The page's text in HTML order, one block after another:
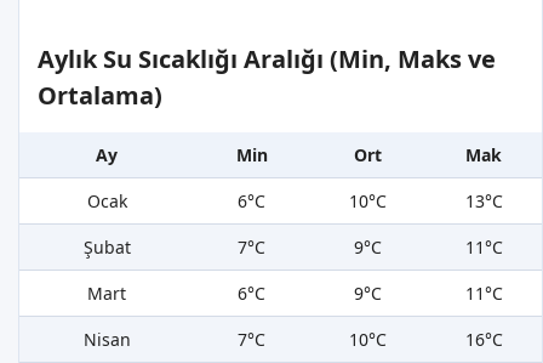
Aylık Su Sıcaklığı Aralığı (Min, Maks ve
Ortalama)
Ay Min Ort
Mak
Ocak
6°C 10°C
13°C
Şubat
7°C 9°C
11°C
Mart
6°C 9°C
11°C
Nisan
7°C 10°C
16°C